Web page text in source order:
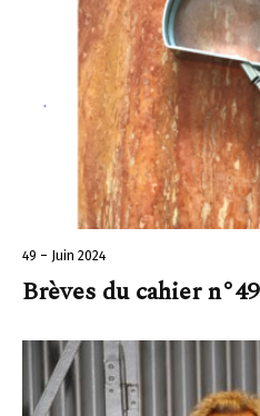
49 – Juin 2024
Brèves du cahier n°49